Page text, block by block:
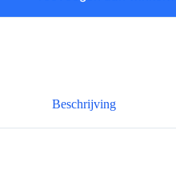
Beschrijving